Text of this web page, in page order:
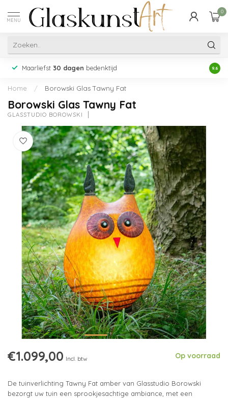
MENU
0
Maarliefst 30 dagen bedenktijd 9.6
Home / Borowski Glas Tawny Fat
Borowski Glas Tawny Fat
GLASSTUDIO BOROWSKI
€1.099,00 Incl. btw Op voorraad
De tuinverlichting Tawny Fat amber van Glasstudio Borowski
bezorgt uw tuin een sprookjesachtige ambiance, met een